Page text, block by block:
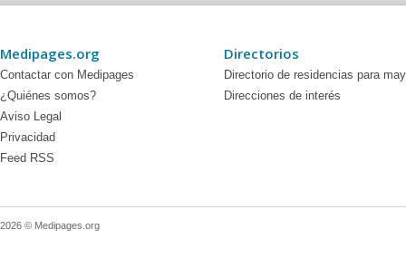
Medipages.org
Contactar con Medipages
¿Quiénes somos?
Aviso Legal
Privacidad
Feed RSS
Directorios
Directorio de residencias para
Direcciones de interés
2026 © Medipages.org